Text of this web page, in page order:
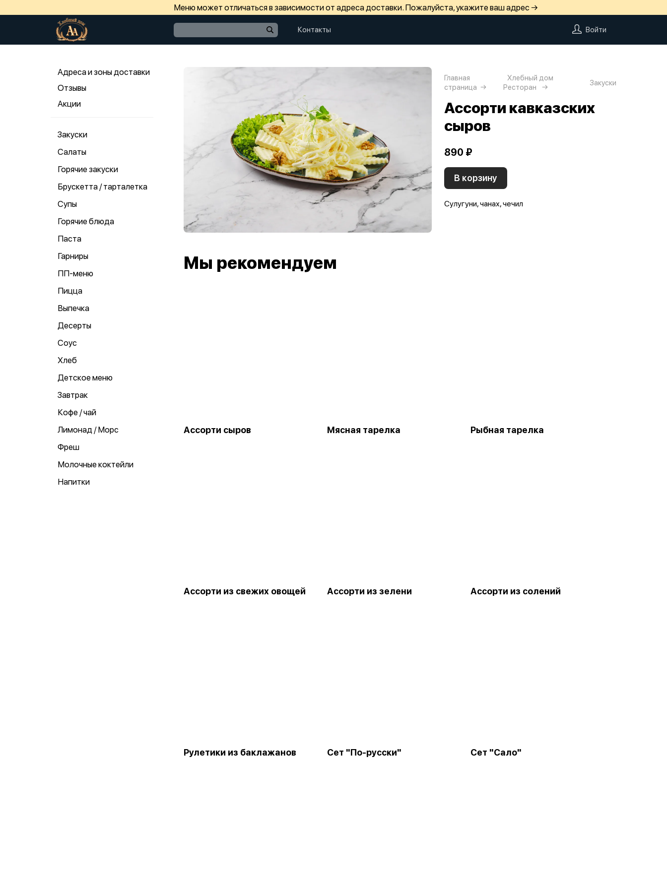
Меню может отличаться в зависимости от адреса доставки. Пожалуйста, укажите ваш адрес →
Контакты Войти
Адреса и зоны доставки
Отзывы
Акции
Закуски
Салаты
Горячие закуски
Брускетта / тарталетка
Супы
Горячие блюда
Паста
Гарниры
ПП-меню
Пицца
Выпечка
Десерты
Соус
Хлеб
Детское меню
Завтрак
Кофе / чай
Лимонад / Морс
Фреш
Молочные коктейли
Напитки
Главная
страница
Хлебный дом
Ресторан
Закуски
Ассорти кавказских
сыров
890 ₽
В корзину
Сулугуни, чанах, чечил
Мы рекомендуем
Ассорти сыров Мясная тарелка Рыбная тарелка
Ассорти из свежих овощей Ассорти из зелени Ассорти из солений
Рулетики из баклажанов Сет "По-русски" Сет "Сало"